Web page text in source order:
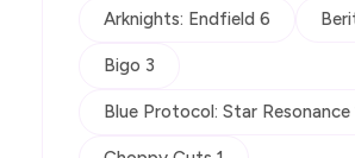
Arknights: Endfield 6
Bigo 3
Blue Protocol: Star Resonance